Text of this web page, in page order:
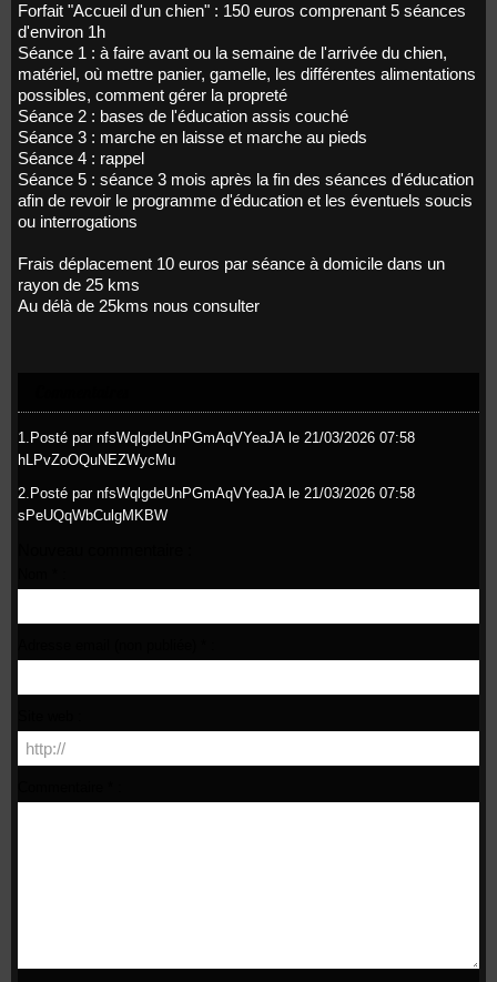
Forfait "Accueil d'un chien" : 150 euros comprenant 5 séances
d'environ 1h
Séance 1 : à faire avant ou la semaine de l'arrivée du chien,
matériel, où mettre panier, gamelle, les différentes alimentations
possibles, comment gérer la propreté
Séance 2 : bases de l'éducation assis couché
Séance 3 : marche en laisse et marche au pieds
Séance 4 : rappel
Séance 5 : séance 3 mois après la fin des séances d'éducation
afin de revoir le programme d'éducation et les éventuels soucis
ou interrogations
Frais déplacement 10 euros par séance à domicile dans un
rayon de 25 kms
Au délà de 25kms nous consulter
1. Posté par nfsWqlgdeUnPGmAqVYeaJA le 21/03/2026 07:58
hLPvZoOQuNEZWycMu
2. Posté par nfsWqlgdeUnPGmAqVYeaJA le 21/03/2026 07:58
sPeUQqWbCulgMKBW